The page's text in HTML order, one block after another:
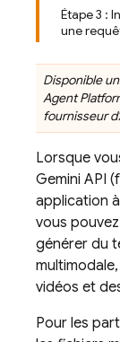
Étape 3 :
une
Disponible
Agent
fournisseur
Lorsque
Gemini API
application
vous
générer du
vidéos et
Pour les